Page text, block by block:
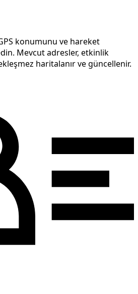
konumunu ve hareket
Mevcut adresler, etkinlik
haritalanır ve güncellenir.